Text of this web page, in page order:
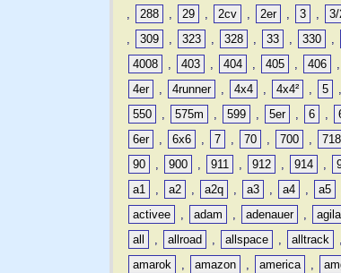
,
288 , 29 , 2cv , 2er , 3 ,
,
309 , 323 , 328 , 33 , 330 ,
4008
, 403 , 404 , 405 , 406 ,
4er
, 4runner , 4x4 , 4x4² , 5 ,
550
, 575m , 599 , 5er , 6 ,
6er
, 6x6 , 7 , 70 , 700 , 718
90
, 900 , 911 , 912 , 914 ,
a1
, a2 , a2q , a3 , a4 , a5
activee
, adam , adenauer , agila
all
, allroad , allspace , alltrack ,
amarok
, amazon , america ,